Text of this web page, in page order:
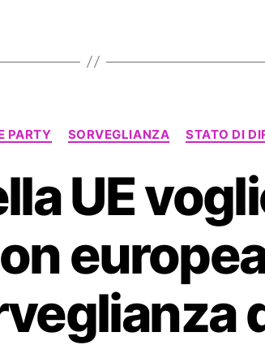
Categorie
PARTY SORVEGLIANZA STATO DI
UE